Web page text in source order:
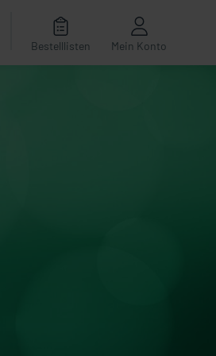
Bestelllisten Mein Konto